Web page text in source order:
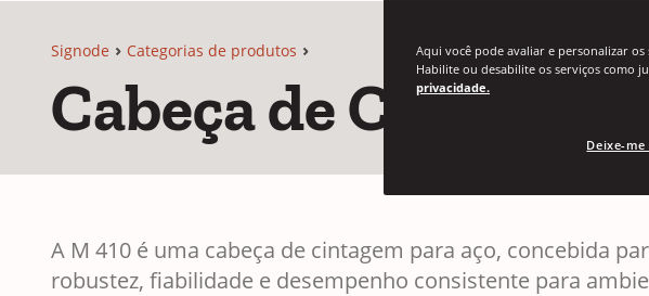
Signode Categorias de produtos
Cabeça de Cintagem
A M 410 é uma cabeça de cintagem para aço, concebida
robustez, fiabilidade e desempenho consistente para
Aqui você pode avaliar e personalizar
Habilite ou desabilite os serviços como
privacidade.
Deixe-